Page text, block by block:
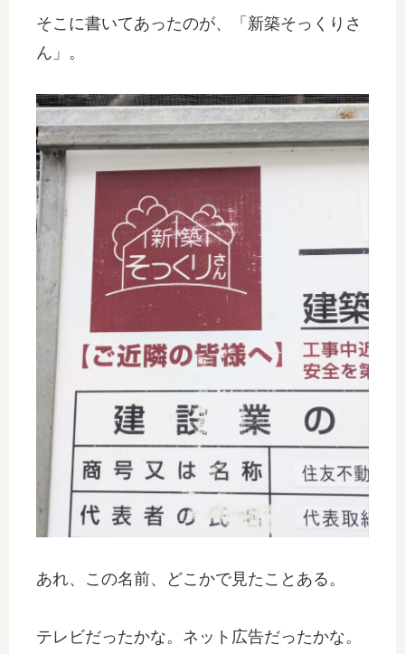
そこに書いてあったのが、「新築そっくりさ
ん」。
あれ、この名前、どこかで見たことある。
テレビだったかな。ネット広告だったかな。